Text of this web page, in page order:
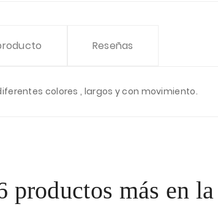
Reseñas
colores , largos y con movimiento.
productos más en